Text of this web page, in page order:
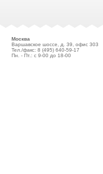
Москва
Варшавское шоссе, д. 39, офис 303
Тел./факс: 8 (495) 640-59-17
Пн. - Пт.: с 9-00 до 18-00